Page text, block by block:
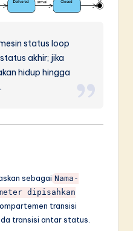
status loop
akhir; jika
hidup hingga
sebagai Nama-
dipisahkan
transisi
transisi antar status.